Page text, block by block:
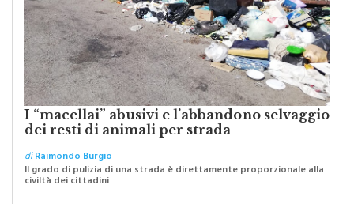
I “macellai” abusivi e l’abbandono selvaggio
dei resti di animali per strada
diRaimondo Burgio
Il grado di pulizia di una strada è direttamente proporzionale alla
civiltà dei cittadini